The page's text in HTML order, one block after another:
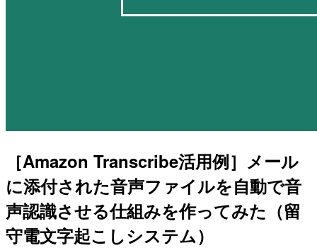
［Amazon Transcribe活用例］メール
に添付された音声ファイルを自動で音
声認識させる仕組みを作ってみた（留
守電文字起こしシステム）